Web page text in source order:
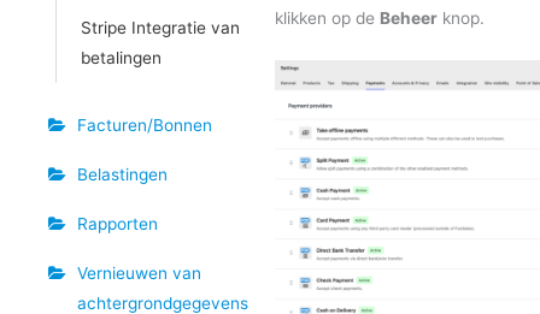
Stripe Integratie van
betalingen
Facturen/Bonnen
Belastingen
Rapporten
Vernieuwen van
achtergrondgegevens
klikken op de Beheer knop.